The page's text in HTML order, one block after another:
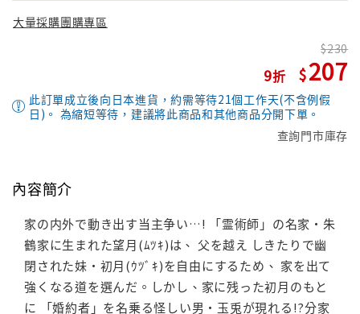
大量採購團購專區
9
230
207
此訂單成立後向日本進貨，約需等待21個工作天(不含例假
日)。 為縮短等待，建議將此商品和其他商品分開下單。
查詢門市庫存
內容簡介
家の内外で動き出す当主争い…! 「霊術師」の名家・朱
鶴家に生まれた望月(ﾑﾂｷ)は、 父を越え しきたりで幽
閉された妹・初月(ｳﾂﾞｷ)を自由にするため、 家を出て
強くなる道を選んだ。しかし、家に残った初月のもと
に 「婚約者」を名乗る怪しい男・玉兎が現れる!?分家